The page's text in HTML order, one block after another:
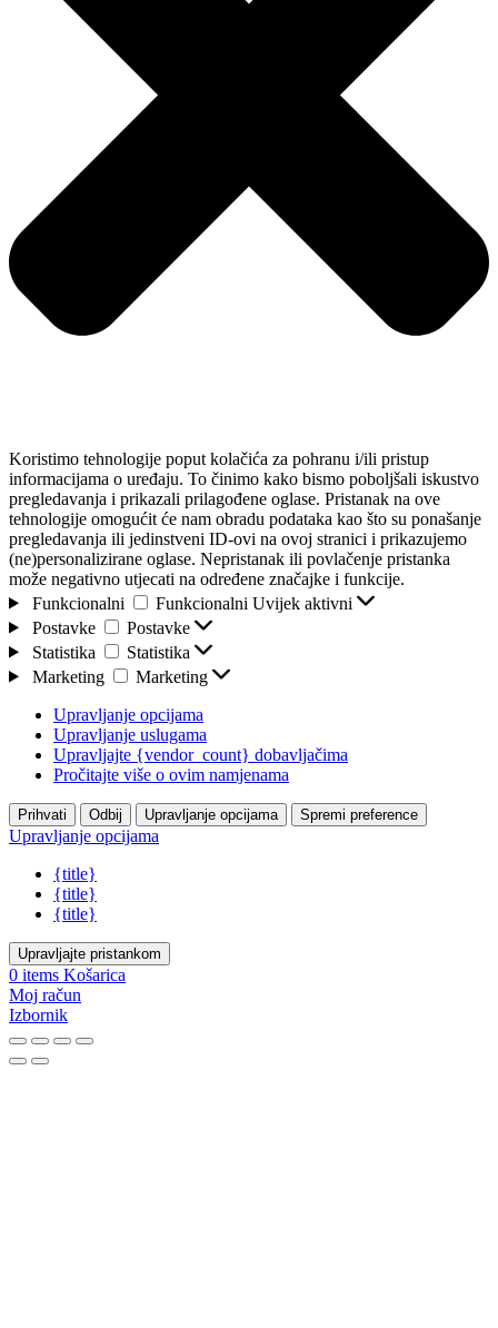
Koristimo tehnologije poput kolačića za pohranu i/ili pristup
informacijama o uređaju. To činimo kako bismo poboljšali iskustvo
pregledavanja i prikazali prilagođene oglase. Pristanak na ove
tehnologije omogućit će nam obradu podataka kao što su ponašanje
pregledavanja ili jedinstveni ID-ovi na ovoj stranici i prikazujemo
(ne)personalizirane oglase. Nepristanak ili povlačenje pristanka
može negativno utjecati na određene značajke i funkcije.
Funkcionalni
Funkcionalni Uvijek aktivni
Postavke
Postavke
Statistika
Statistika
Marketing
Marketing
Upravljanje opcijama
Upravljanje uslugama
Upravljajte {vendor_count} dobavljačima
Pročitajte više o ovim namjenama
Prihvati Odbij Upravljanje opcijama Spremi preference
Upravljanje opcijama
{title}
{title}
{title}
Upravljajte pristankom
0 items Košarica
Moj račun
Izbornik